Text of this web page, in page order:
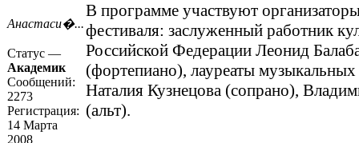
Анастаси�...
Статус —
Академик
Сообщений:
2273
Регистрация:
14 Марта
2008
В программе участвуют
фестиваля: заслуженный работник
Российской Федерации Леонид
(фортепиано), лауреаты
Наталия Кузнецова (сопрано),
(альт).